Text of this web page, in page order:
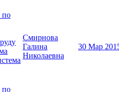
по
Смирнова
Галина
Николаевна
30 Мар
по